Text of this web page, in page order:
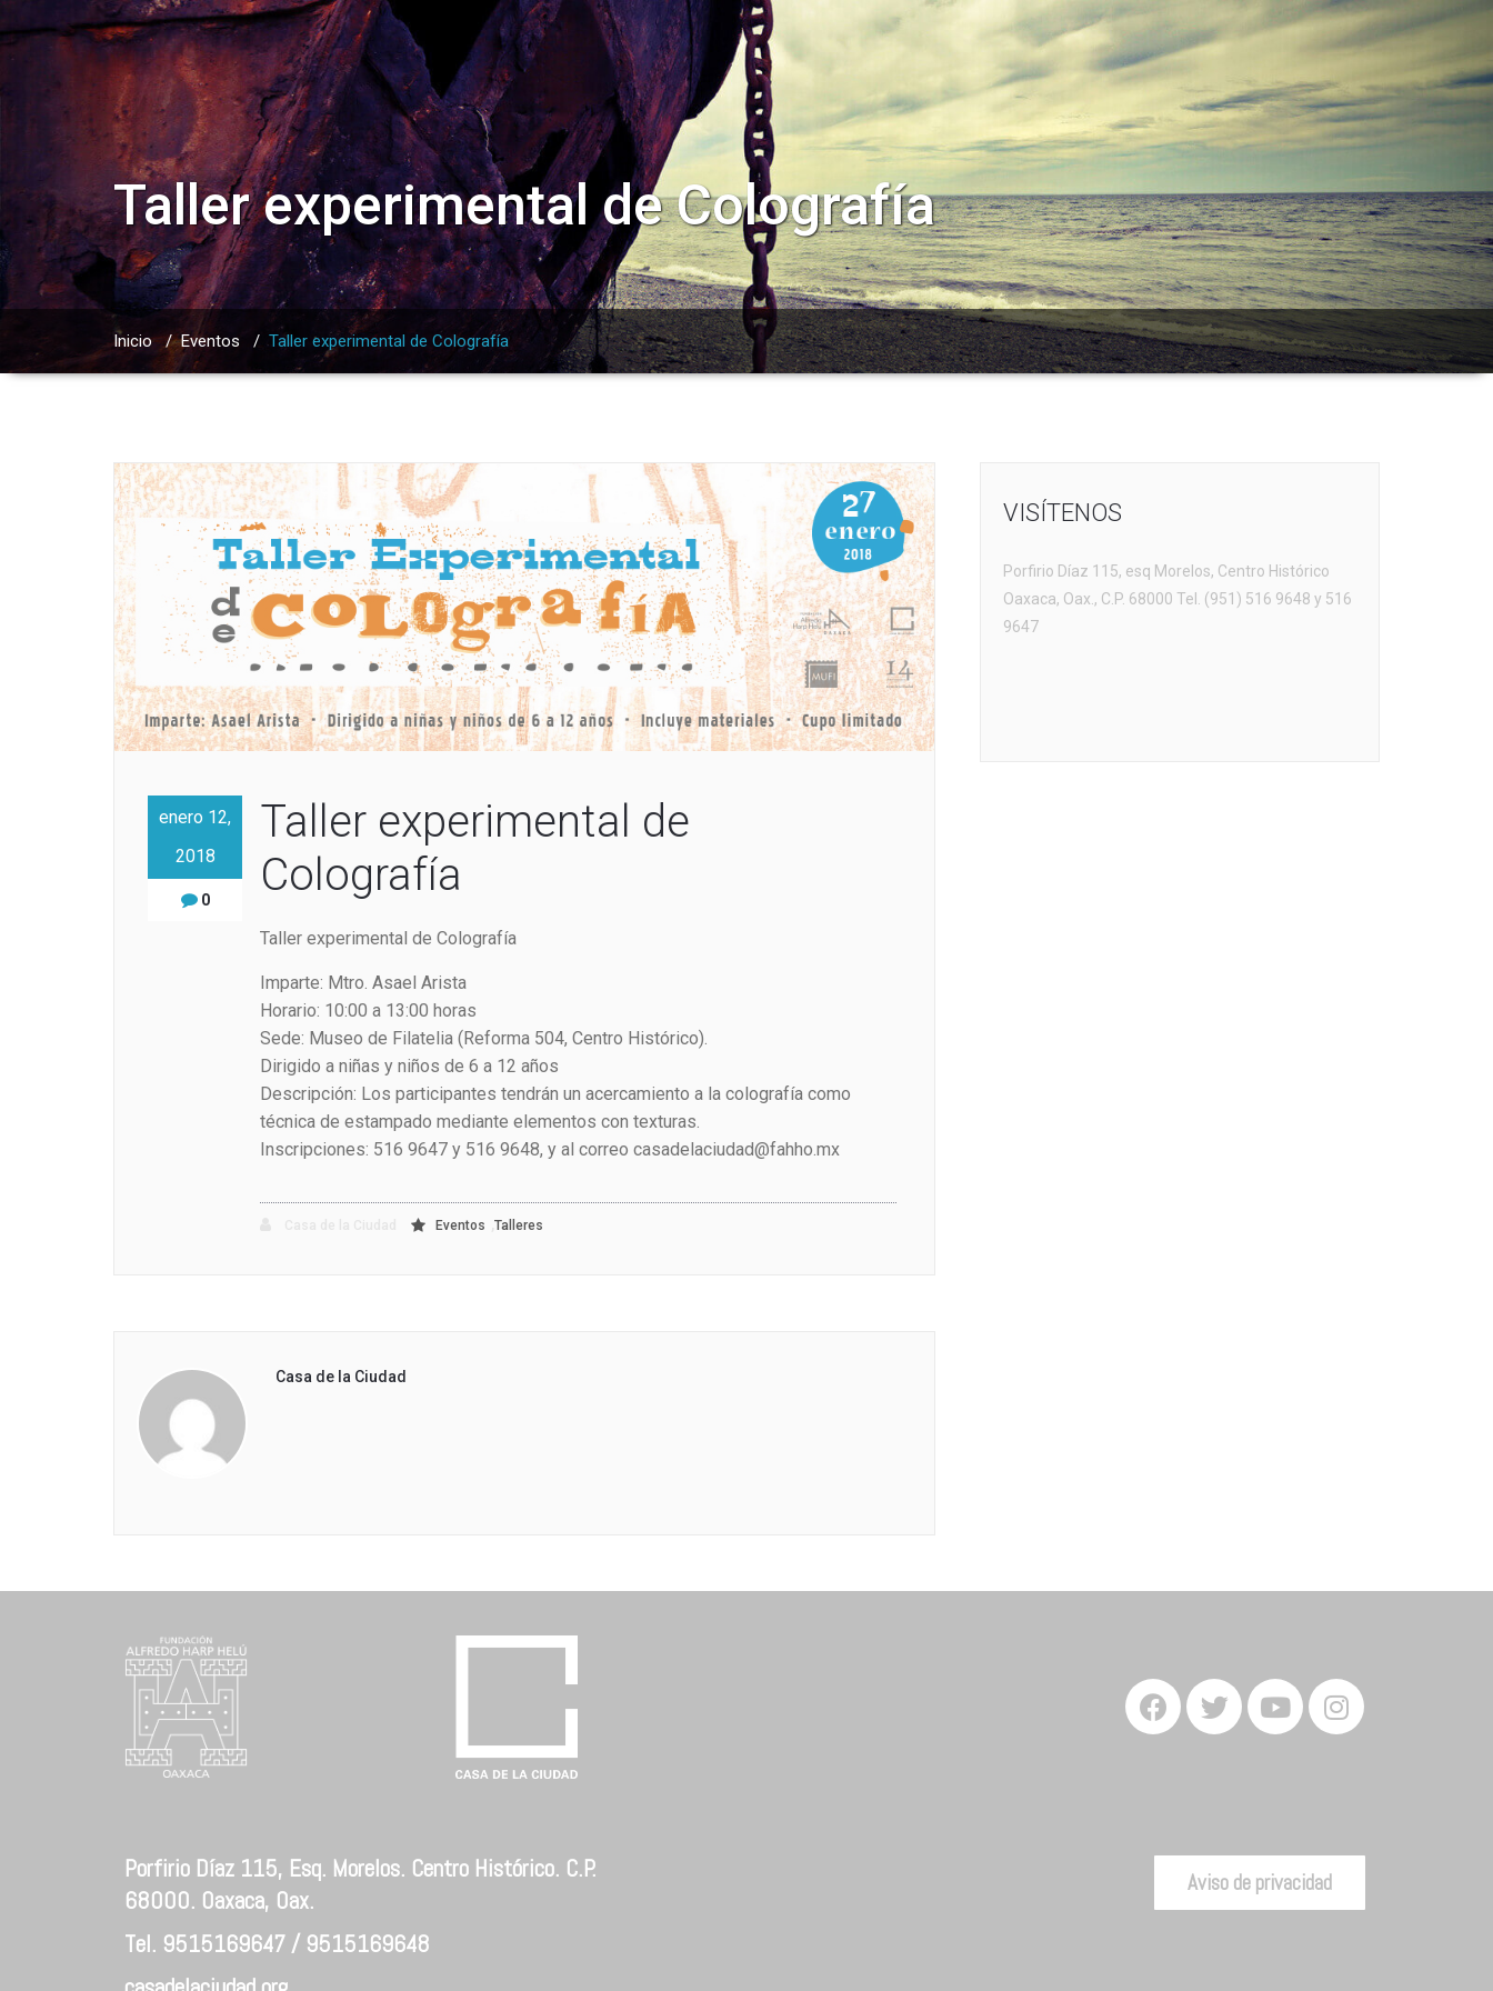
Taller experimental de Colografía
Inicio/Eventos /Taller experimental de Colografía
enero 12,
2018
0
Taller experimental de
Colografía
Taller experimental de Colografía
Imparte: Mtro. Asael Arista
Horario: 10:00 a 13:00 horas
Sede: Museo de Filatelia (Reforma 504, Centro Histórico).
Dirigido a niñas y niños de 6 a 12 años
Descripción: Los participantes tendrán un acercamiento a la colografía como
técnica de estampado mediante elementos con texturas.
Inscripciones: 516 9647 y 516 9648, y al correo casadelaciudad@fahho.mx
Eventos Talleres
Casa de la Ciudad
VISÍTENOS
Porfirio Díaz 115, esq Morelos, Centro Histórico
Oaxaca, Oax., C.P. 68000 Tel. (951) 516 9648 y 516
9647
Porfirio Díaz 115, Esq. Morelos. Centro Histórico. C.P.
68000. Oaxaca, Oax.
Tel. 9515169647 / 9515169648
Aviso de privacidad